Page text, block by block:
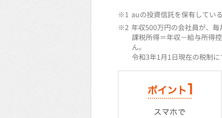
※1 auの投資信託を保有してい
※2 年収500万円の会社員が、
課税所得＝年収－給与所得
ん。
令和3年1月1日現在の税制